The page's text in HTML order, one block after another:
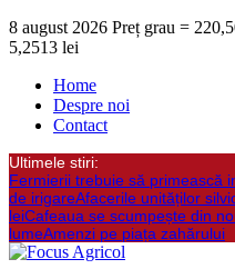
8 august 2026 Preț grau =
5,2513 lei
Home
Despre noi
Contact
Ultimele stiri:
Fermierii trebuie să primească
de irigareAfacerile unităților
leiCafeaua se scumpește din
lumeAmenzi pe piața zahărului